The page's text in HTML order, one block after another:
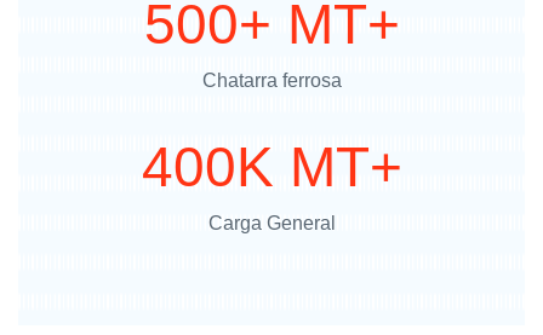
500+ MT+
Chatarra ferrosa
400K MT+
Carga General